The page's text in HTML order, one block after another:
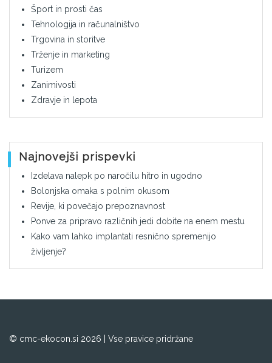
Šport in prosti čas
Tehnologija in računalništvo
Trgovina in storitve
Trženje in marketing
Turizem
Zanimivosti
Zdravje in lepota
Najnovejši prispevki
Izdelava nalepk po naročilu hitro in ugodno
Bolonjska omaka s polnim okusom
Revije, ki povečajo prepoznavnost
Ponve za pripravo različnih jedi dobite na enem mestu
Kako vam lahko implantati resnično spremenijo
življenje?
© cmc-ekocon.si 2026 | Vse pravice pridržane